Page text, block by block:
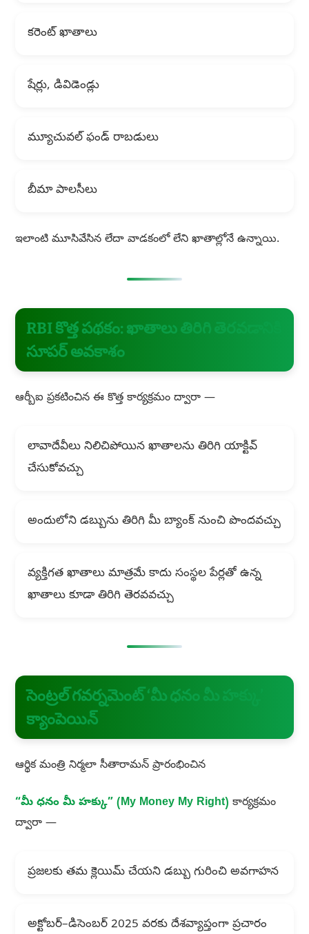
కరెంట్ ఖాతాలు
షేర్లు, డివిడెండ్లు
మ్యూచువల్ ఫండ్ రాబడులు
బీమా పాలసీలు
ఇలాంటి మూసివేసిన లేదా వాడకంలో లేని ఖాతాల్లోనే ఉన్నాయి.
RBI కొత్త పథకం: ఖాతాలు తిరిగి తెరవడానికి
సూపర్ అవకాశం
ఆర్బీఐ ప్రకటించిన ఈ కొత్త కార్యక్రమం ద్వారా —
లావాదేవీలు నిలిచిపోయిన ఖాతాలను తిరిగి యాక్టివ్
చేసుకోవచ్చు
అందులోని డబ్బును తిరిగి మీ బ్యాంక్ నుంచి పొందవచ్చు
వ్యక్తిగత ఖాతాలు మాత్రమే కాదు సంస్థల పేర్లతో ఉన్న
ఖాతాలు కూడా తిరిగి తెరవవచ్చు
సెంట్రల్ గవర్నమెంట్ ‘మీ ధనం మీ హక్కు’
క్యాంపెయిన్
ఆర్థిక మంత్రి నిర్మలా సీతారామన్ ప్రారంభించిన
“మీ ధనం మీ హక్కు” (My Money My Right) కార్యక్రమం
ద్వారా —
ప్రజలకు తమ క్లెయిమ్ చేయని డబ్బు గురించి అవగాహన
అక్టోబర్–డిసెంబర్ 2025 వరకు దేశవ్యాప్తంగా ప్రచారం